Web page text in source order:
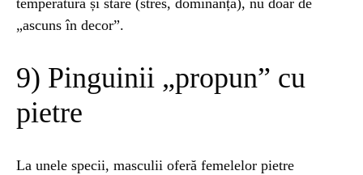
temperatură și stare (stres, dominanță), nu doar de
„ascuns în decor”.
9) Pinguinii „propun” cu
pietre
La unele specii, masculii oferă femelelor pietre